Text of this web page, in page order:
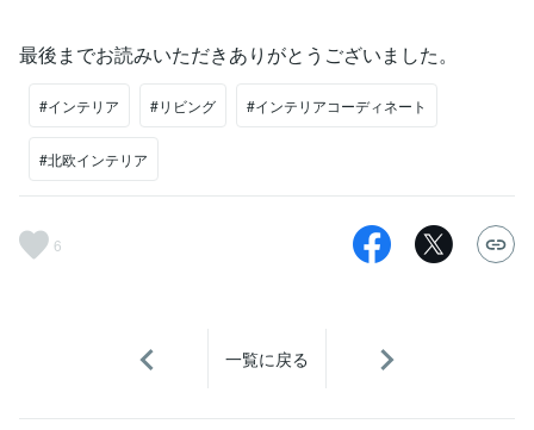
最後までお読みいただきありがとうございました。
#インテリア #リビング #インテリアコーディネート
#北欧インテリア
6
一覧に戻る